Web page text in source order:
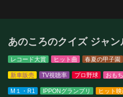
あのころのクイズ ジャン
レコード大賞 ヒット曲 春夏の甲子園
新車販売 TV視聴率 プロ野球 おも
M１・R1 IPPONグランプリ ヒット